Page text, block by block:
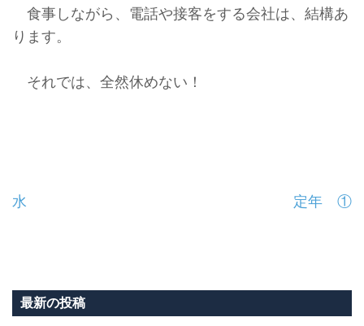
食事しながら、電話や接客をする会社は、結構あ
ります。
それでは、全然休めない！
投
ビ
水 定年 ①
最新の投稿